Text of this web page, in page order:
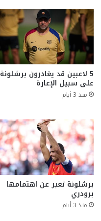
5 لاعبين قد يغادرون برشلونة
على سبيل الإعارة
منذ 3 أيام
برشلونة تعبر عن اهتمامها
برودري
منذ 3 أيام